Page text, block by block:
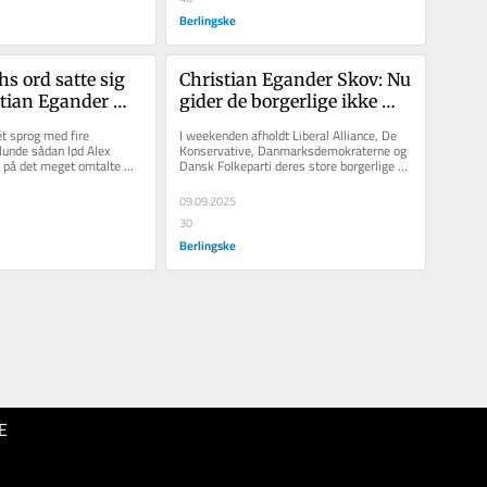
Berlingske
ord satte sig
Egander
et gentænkt
sprog med fire
sådan lød Alex
det meget omtalte
som de fire...
Christian Egander Skov: Nu
gider de borgerlige ikke
I weekenden afholdt Liberal Alliance, De
Konservative, Danmarksdemokraterne og
Dansk Folkeparti deres store borgerlige
konvent i Fredericia. Målet er...
09.09.2025
30
Berlingske